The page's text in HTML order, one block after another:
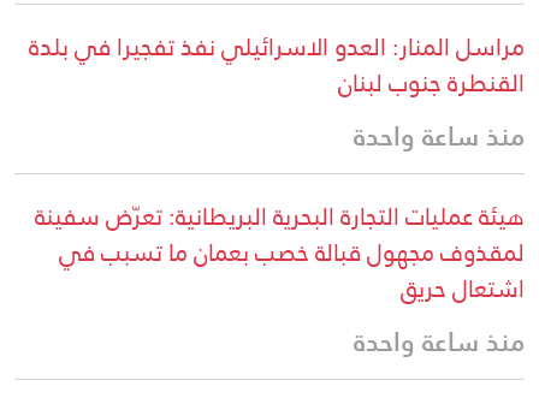
مراسل المنار: العدو الاسرائيلي نفذ تفجيرا في بلدة
القنطرة جنوب لبنان
منذ ساعة واحدة
هيئة عمليات التجارة البحرية البريطانية: تعرّض سفينة
لمقذوف مجهول قبالة خصب بعمان ما تسبب في
اشتعال حريق
منذ ساعة واحدة